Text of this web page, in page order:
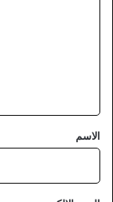
*
الاسم